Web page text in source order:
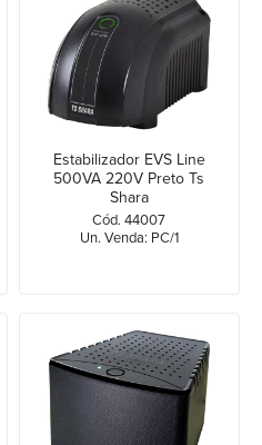
Estabilizador EVS Line
500VA 220V Preto Ts
Shara
Cód. 44007
Un. Venda: PC/1